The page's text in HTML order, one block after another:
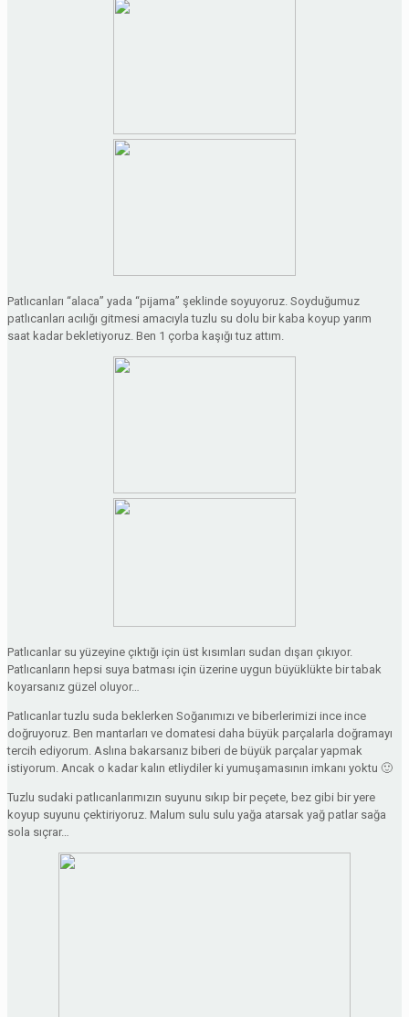
Patlıcanları “alaca” yada “pijama” şeklinde soyuyoruz. Soyduğumuz
patlıcanları acılığı gitmesi amacıyla tuzlu su dolu bir kaba koyup yarım
saat kadar bekletiyoruz. Ben 1 çorba kaşığı tuz attım.
Patlıcanlar su yüzeyine çıktığı için üst kısımları sudan dışarı çıkıyor.
Patlıcanların hepsi suya batması için üzerine uygun büyüklükte bir tabak
koyarsanız güzel oluyor…
Patlıcanlar tuzlu suda beklerken Soğanımızı ve biberlerimizi ince ince
doğruyoruz. Ben mantarları ve domatesi daha büyük parçalarla doğramayı
tercih ediyorum. Aslına bakarsanız biberi de büyük parçalar yapmak
istiyorum. Ancak o kadar kalın etliydiler ki yumuşamasının imkanı yoktu 🙂
Tuzlu sudaki patlıcanlarımızın suyunu sıkıp bir peçete, bez gibi bir yere
koyup suyunu çektiriyoruz. Malum sulu sulu yağa atarsak yağ patlar sağa
sola sıçrar…